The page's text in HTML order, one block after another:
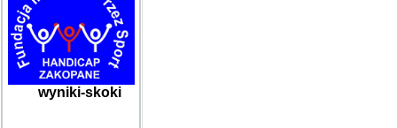
wyniki-skoki